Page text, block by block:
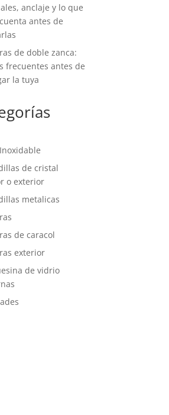
anclaje y lo que
antes de
de doble zanca:
frecuentes antes de
la tuya
de cristal
o exterior
metalicas
de caracol
exterior
de vidrio